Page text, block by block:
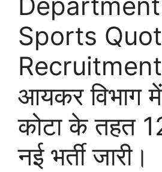
Sports
आयकर विभाग में
कोटा के तहत
नई भर्ती जारी।